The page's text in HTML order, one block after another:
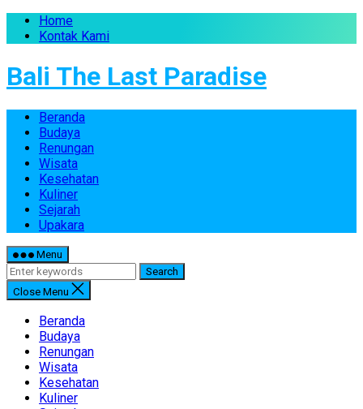
Home
Kontak Kami
Bali The Last Paradise
Beranda
Budaya
Renungan
Wisata
Kesehatan
Kuliner
Sejarah
Upakara
Menu
Search
Close Menu
Beranda
Budaya
Renungan
Wisata
Kesehatan
Kuliner